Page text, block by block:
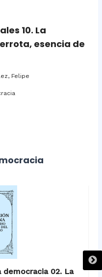
10. La
esencia de
Felipe
democracia 02. La